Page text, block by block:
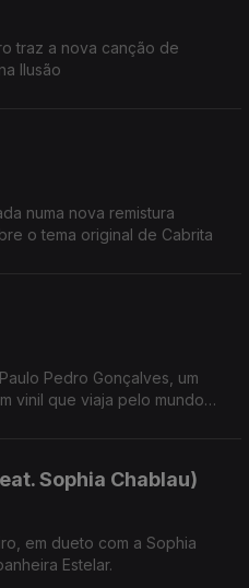
traz a nova canção de
Ilusão
numa nova remistura
o tema original de Cabrita
Pedro Gonçalves, um
vinil que viaja pelo mundo
Sophia Chablau)
em dueto com a Sophia
Estelar.